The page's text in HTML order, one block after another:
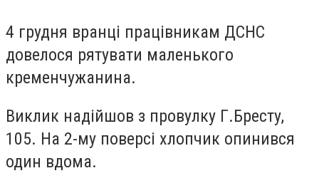
4 грудня вранці працівникам ДСНС
довелося рятувати маленького
кременчужанина.
Виклик надійшов з провулку Г.Бресту,
105. На 2-му поверсі хлопчик опинився
один вдома.